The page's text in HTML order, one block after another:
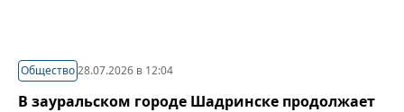
Общество28.07.2026 в 12:04
В зауральском городе Шадринске продолжает